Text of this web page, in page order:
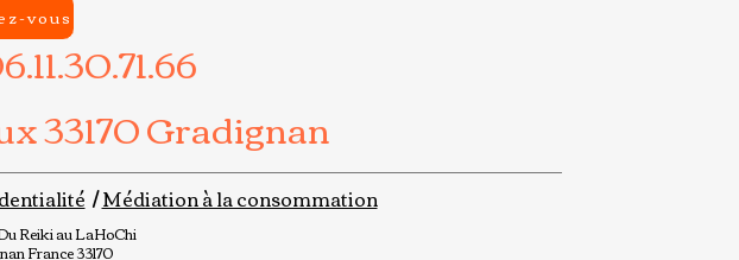
33170 Gradignan
vous
/Médiation à la consommation
Reiki au LaHoChi
France 33170